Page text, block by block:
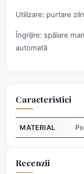
Utilizare: purtare
Îngrijire: spălare
automată
Caracteristici
MATERIAL
Recenzii